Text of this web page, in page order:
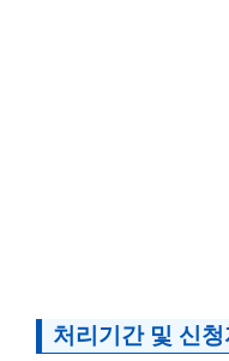
처리기간 및 신청